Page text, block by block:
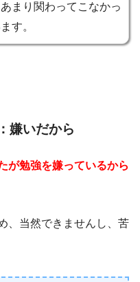
まり関わってこなかっ
す。
嫌いだから
が勉強を嫌っているから
、当然できませんし、苦